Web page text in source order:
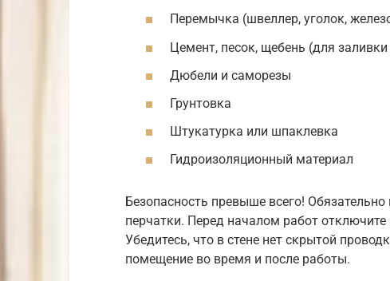
Перемычка (швеллер, уголок,
Цемент, песок, щебень (для
Дюбели и саморезы
Грунтовка
Штукатурка или шпаклевка
Гидроизоляционный материал
Безопасность превыше всего!
перчатки. Перед началом работ
Убедитесь, что в стене нет скрытой
помещение во время и после работы.